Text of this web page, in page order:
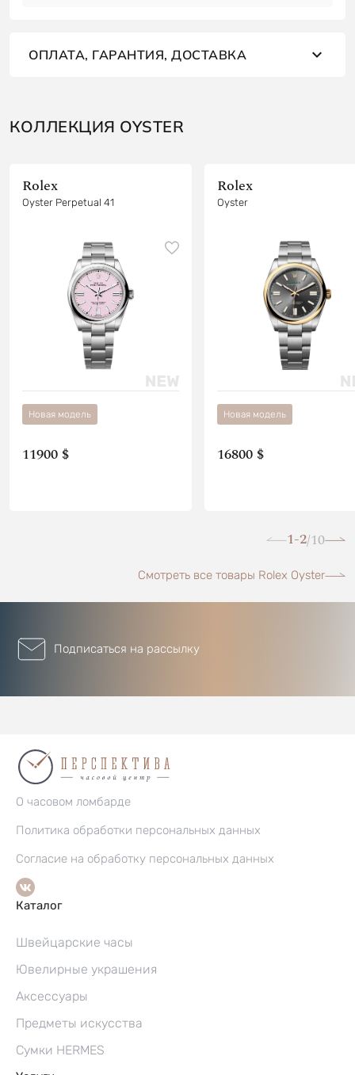
ОПЛАТА, ГАРАНТИЯ, ДОСТАВКА
КОЛЛЕКЦИЯ OYSTER
Rolex
Oyster Perpetual 41
Новая модель
11900 $
Rolex
Oyster
Новая модель
16800 $
1-2/10
Смотреть все товары Rolex Oyster
Подписаться на рассылку
О часовом ломбарде
Политика обработки персональных данных
Согласие на обработку персональных данных
Каталог
Швейцарские часы
Ювелирные украшения
Аксессуары
Предметы искусства
Сумки HERMES